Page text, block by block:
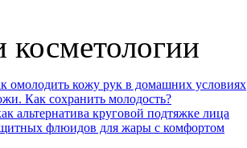
косметологии
омолодить кожу рук в домашних условиях
Как сохранить молодость?
альтернатива круговой подтяжке лица
флюидов для жары с комфортом